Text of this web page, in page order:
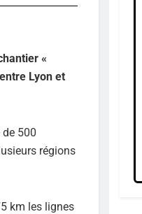
«
Lyon et
500
régions
km les lignes